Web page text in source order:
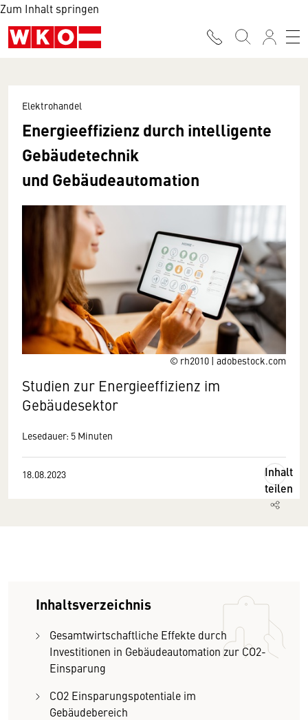
Zum Inhalt springen
© rh2010 | adobestock.com
Elektrohandel
Energieeffizienz durch intelligente
Gebäudetechnik
und Gebäudeautomation
Studien zur Energieeffizienz im
Gebäudesektor
Lesedauer: 5 Minuten
18.08.2023
Inhalt
teilen
Inhaltsverzeichnis
Gesamtwirtschaftliche Effekte durch
Investitionen in Gebäudeautomation zur CO2-
Einsparung
CO2 Einsparungspotentiale im
Gebäudebereich